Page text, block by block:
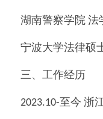
湖南警察学院 法
宁波大学法律硕
三、工作经历
2023.10-至今 浙